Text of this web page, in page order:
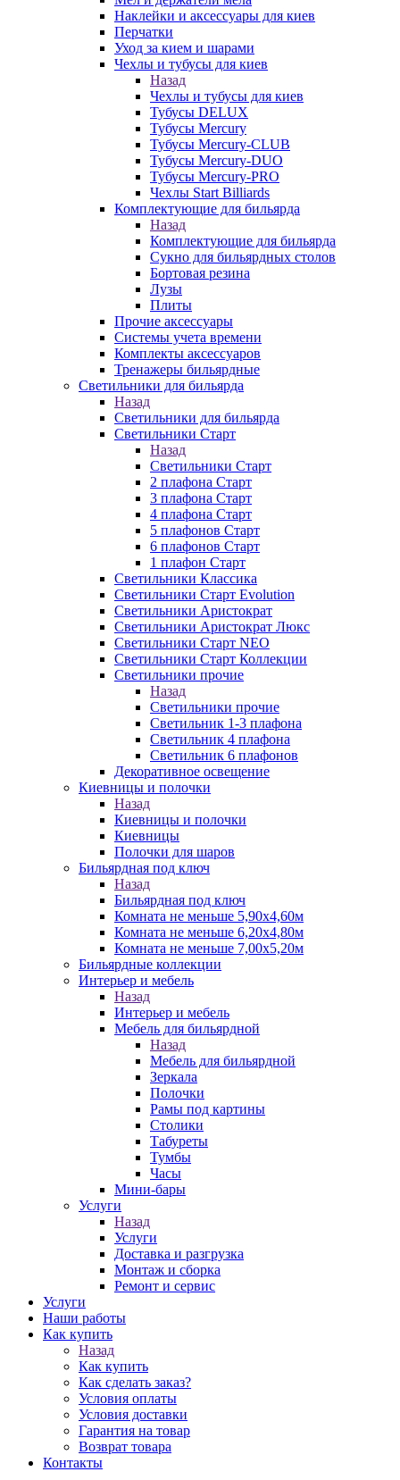
Наклейки и аксессуары для киев
Перчатки
Уход за кием и шарами
Чехлы и тубусы для киев
Назад
Чехлы и тубусы для киев
Тубусы DELUX
Тубусы Mercury
Тубусы Mercury-CLUB
Тубусы Mercury-DUO
Тубусы Mercury-PRO
Чехлы Start Billiards
Комплектующие для бильярда
Назад
Комплектующие для бильярда
Сукно для бильярдных столов
Бортовая резина
Лузы
Плиты
Прочие аксессуары
Системы учета времени
Комплекты аксессуаров
Тренажеры бильярдные
Светильники для бильярда
Назад
Светильники для бильярда
Светильники Старт
Назад
Светильники Старт
2 плафона Старт
3 плафона Старт
4 плафона Старт
5 плафонов Старт
6 плафонов Старт
1 плафон Старт
Светильники Классика
Светильники Старт Evolution
Светильники Аристократ
Светильники Аристократ Люкс
Светильники Старт NEO
Светильники Старт Коллекции
Светильники прочие
Назад
Светильники прочие
Светильник 1-3 плафона
Светильник 4 плафона
Светильник 6 плафонов
Декоративное освещение
Киевницы и полочки
Назад
Киевницы и полочки
Киевницы
Полочки для шаров
Бильярдная под ключ
Назад
Бильярдная под ключ
Комната не меньше 5,90х4,60м
Комната не меньше 6,20х4,80м
Комната не меньше 7,00х5,20м
Бильярдные коллекции
Интерьер и мебель
Назад
Интерьер и мебель
Мебель для бильярдной
Назад
Мебель для бильярдной
Зеркала
Полочки
Рамы под картины
Столики
Табуреты
Тумбы
Часы
Мини-бары
Услуги
Назад
Услуги
Доставка и разгрузка
Монтаж и сборка
Ремонт и сервис
Услуги
Наши работы
Как купить
Назад
Как купить
Как сделать заказ?
Условия оплаты
Условия доставки
Гарантия на товар
Возврат товара
Контакты